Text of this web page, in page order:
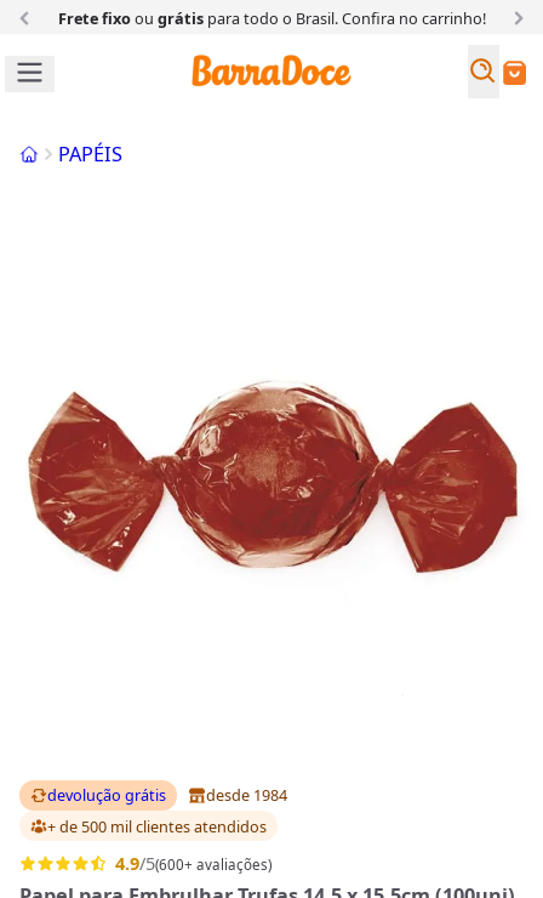
Frete fixoou grátispara todo o Brasil. Confira no carrinho!
Buscar
InícioPAPÉIS
devolução grátis
desde 1984
+ de 500 mil clientesatendidos
4.9/5(600+ avaliações)